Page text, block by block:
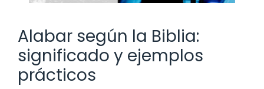
Alabar según la Biblia:
significado y ejemplos
prácticos